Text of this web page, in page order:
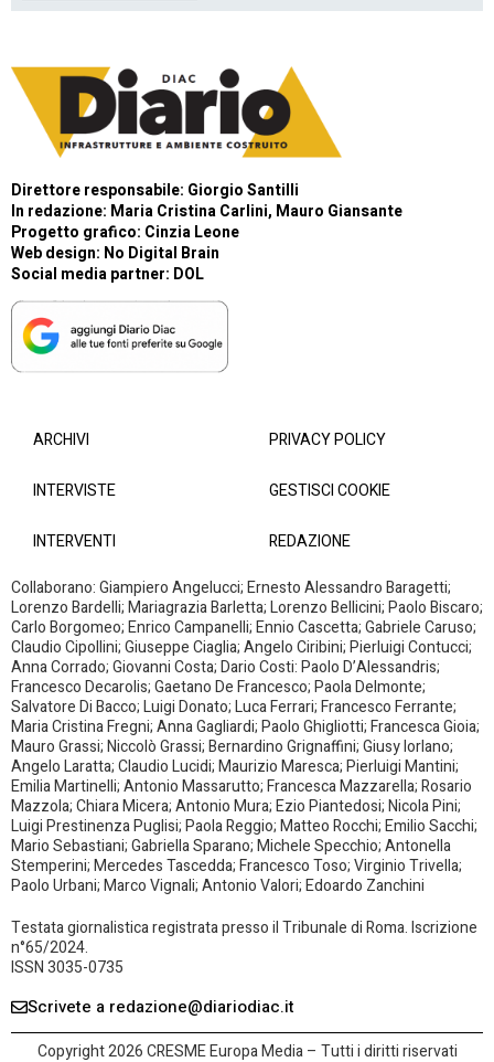
Direttore responsabile: Giorgio Santilli
In redazione: Maria Cristina Carlini, Mauro Giansante
Progetto grafico: Cinzia Leone
Web design: No Digital Brain
Social media partner: DOL
ARCHIVI
INTERVISTE
INTERVENTI
PRIVACY POLICY
GESTISCI COOKIE
REDAZIONE
Collaborano: Giampiero Angelucci; Ernesto Alessandro Baragetti;
Lorenzo Bardelli; Mariagrazia Barletta; Lorenzo Bellicini; Paolo Biscaro;
Carlo Borgomeo; Enrico Campanelli; Ennio Cascetta; Gabriele Caruso;
Claudio Cipollini; Giuseppe Ciaglia; Angelo Ciribini; Pierluigi Contucci;
Anna Corrado; Giovanni Costa; Dario Costi: Paolo D’Alessandris;
Francesco Decarolis; Gaetano De Francesco; Paola Delmonte;
Salvatore Di Bacco; Luigi Donato; Luca Ferrari; Francesco Ferrante;
Maria Cristina Fregni; Anna Gagliardi; Paolo Ghigliotti; Francesca Gioia;
Mauro Grassi; Niccolò Grassi; Bernardino Grignaffini; Giusy Iorlano;
Angelo Laratta; Claudio Lucidi; Maurizio Maresca; Pierluigi Mantini;
Emilia Martinelli; Antonio Massarutto; Francesca Mazzarella; Rosario
Mazzola; Chiara Micera; Antonio Mura; Ezio Piantedosi; Nicola Pini;
Luigi Prestinenza Puglisi; Paola Reggio; Matteo Rocchi; Emilio Sacchi;
Mario Sebastiani; Gabriella Sparano; Michele Specchio; Antonella
Stemperini; Mercedes Tascedda; Francesco Toso; Virginio Trivella;
Paolo Urbani; Marco Vignali; Antonio Valori; Edoardo Zanchini
Testata giornalistica registrata presso il Tribunale di Roma. Iscrizione
n°65/2024.
ISSN 3035-0735
Scrivete a redazione@diariodiac.it
Copyright 2026 CRESME Europa Media – Tutti i diritti riservati